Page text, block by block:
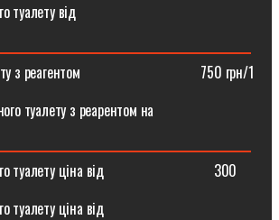
туалету від
з реагентом ⠀⠀⠀⠀⠀⠀⠀⠀⠀⠀⠀750 грн/1
туалету з реарентом на
туалету ціна від ⠀⠀⠀⠀⠀⠀⠀⠀⠀⠀300
туалету ціна від